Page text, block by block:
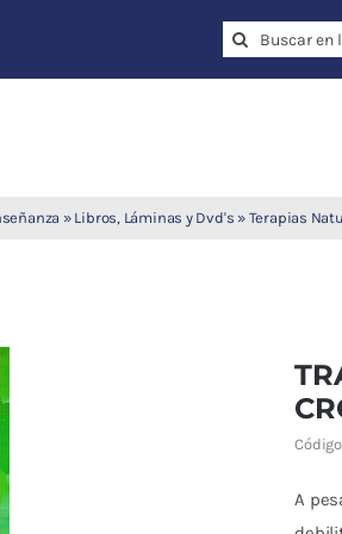
Search
» Libros, Láminas y Dvd's » Terapias
A